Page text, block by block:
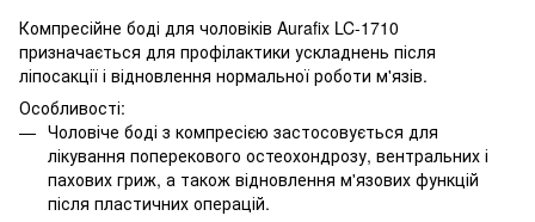
Компресійне боді для чоловіків Aurafix LC-1710
призначається для профілактики ускладнень після
ліпосакції і відновлення нормальної роботи м'язів.
Особливості:
Чоловіче боді з компресією застосовується для
лікування поперекового остеохондрозу, вентральних і
пахових гриж, а також відновлення м'язових функцій
після пластичних операцій.